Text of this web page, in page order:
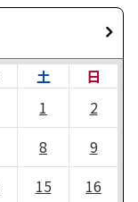
土
日
1
2
8
9
15
16